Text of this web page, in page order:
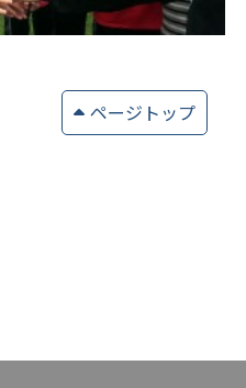
ページトップ